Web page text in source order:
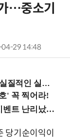
…중소기
04-29 14:48
유 (9/18 양재역)
당기순이익이